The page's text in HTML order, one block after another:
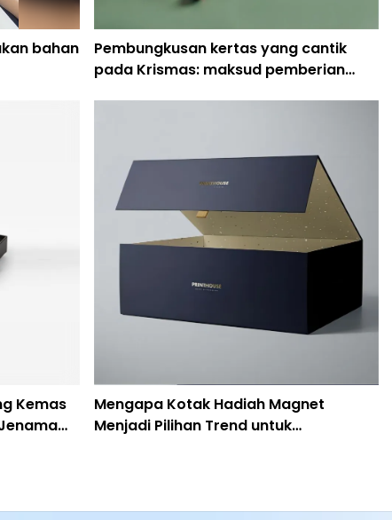
bahan
Pembungkusan kertas yang cantik
pada Krismas: maksud pemberian
Kemas
Mengapa Kotak Hadiah Magnet
Menjadi Pilihan Trend untuk